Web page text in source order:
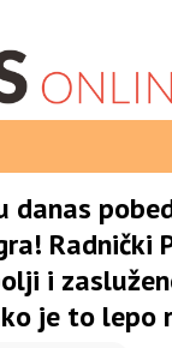
danas
Radnički
i
je to lepo